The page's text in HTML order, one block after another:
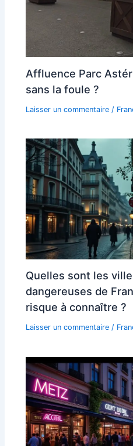
Affluence Parc
sans la foule ?
Laisser un commentaire /
Quelles sont les
dangereuses de
risque à connaître ?
Laisser un commentaire /